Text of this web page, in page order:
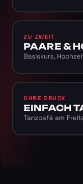
ZU ZWEIT
PAARE &
Basiskurs,
OHNE DRUCK
EINFACH
Tanzcafé am